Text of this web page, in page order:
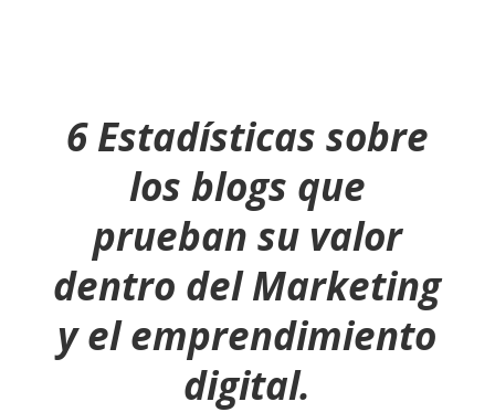
6 Estadísticas sobre
los blogs que
prueban su valor
dentro del Marketing
y el emprendimiento
digital.